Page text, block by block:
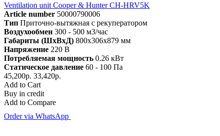
Ventilation unit Cooper & Hunter CH-HRV5K
Article number 50000790006
Тип Приточно-вытяжная с рекуператором
Воздухообмен 300 - 500 м3/час
Габариты (ШхВхД) 800x306x879 мм
Напряжение 220 В
Потребляемая мощность 0.26 кВт
Статическое давление 60 - 100 Па
45,200р. 33,420р.
Add to Cart
Buy in credit
Add to Compare
Order via WhatsApp